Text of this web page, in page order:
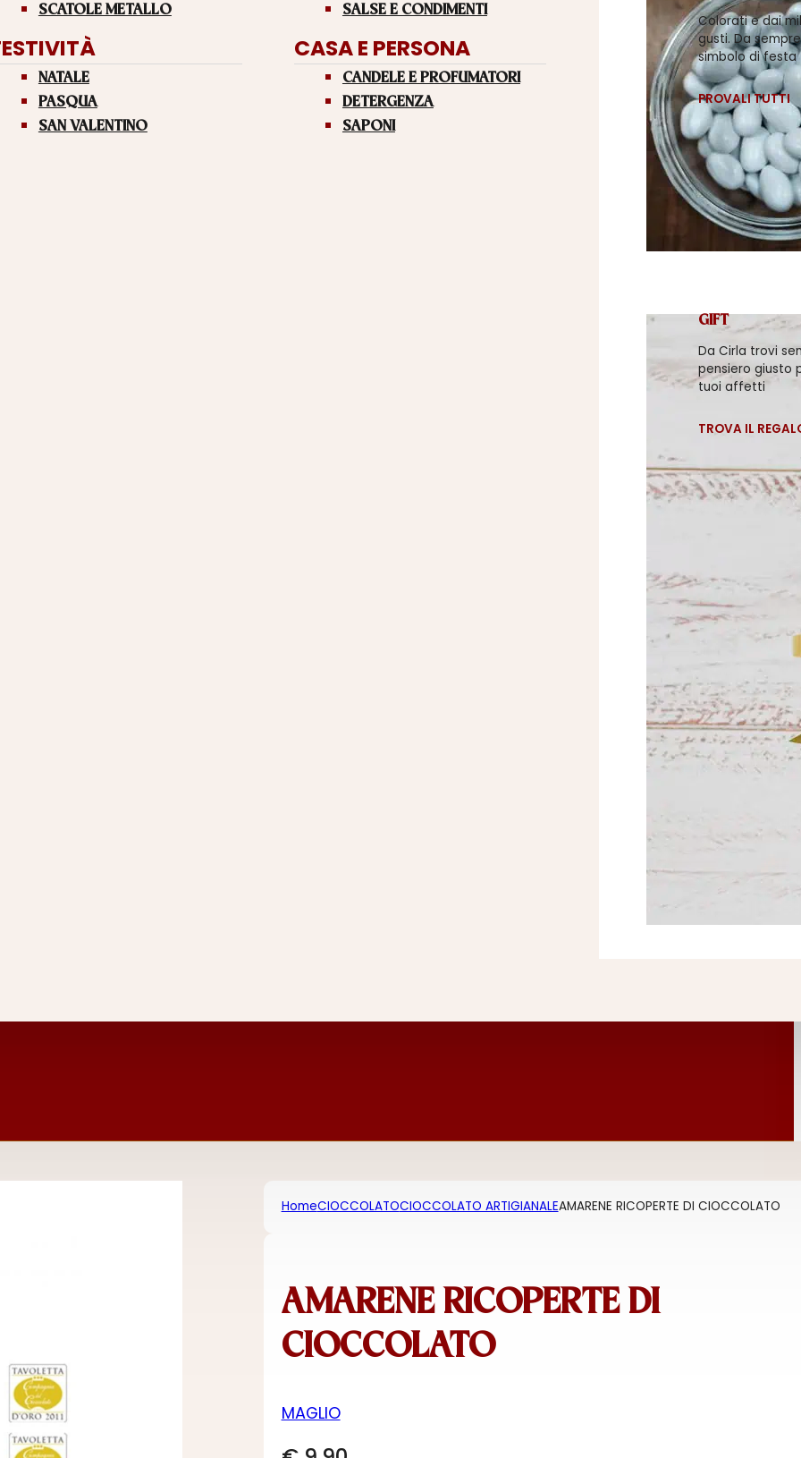
SCATOLE METALLO
NATALE
PASQUA
SAN VALENTINO
SALSE E CONDIMENTI
CASA E PERSONA
CANDELE E PROFUMATORI
DETERGENZA
SAPONI
Colorati e dai
gusti. Da sempre
simbolo di festa
PROVALI TUTTI
GIFT
Da Cirla trovi
pensiero giusto
tuoi affetti
TROVA IL
HomeCIOCCOLATOCIOCCOLATO ARTIGIANALEAMARENE RICOPERTE DI CIOCCOLATO
AMARENE RICOPERTE DI
CIOCCOLATO
MAGLIO